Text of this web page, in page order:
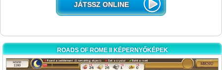
JÁTSSZ ONLINE
ROADS OF ROME II KÉPERNYŐKÉPEK